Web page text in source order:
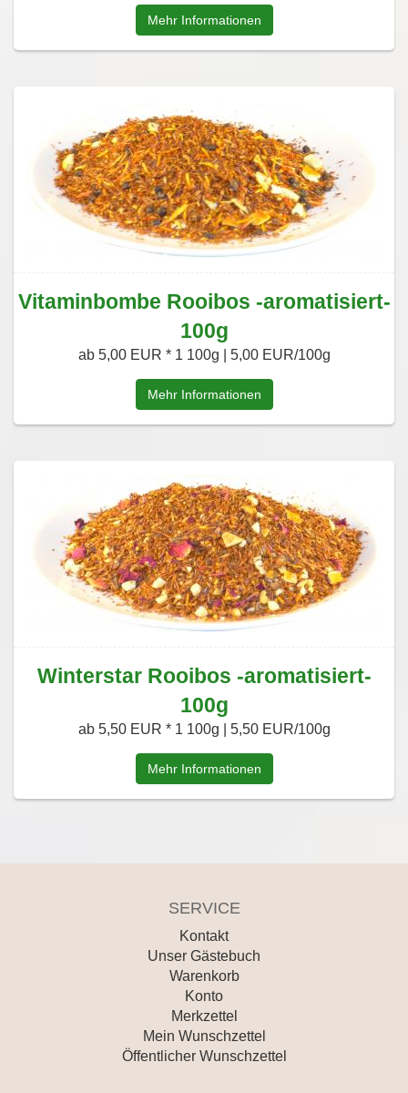
Mehr Informationen
Vitaminbombe Rooibos -aromatisiert-
100g
ab 5,00 EUR * 1 100g | 5,00 EUR/100g
Mehr Informationen
Winterstar Rooibos -aromatisiert-
100g
ab 5,50 EUR * 1 100g | 5,50 EUR/100g
Mehr Informationen
SERVICE
Kontakt
Unser Gästebuch
Warenkorb
Konto
Merkzettel
Mein Wunschzettel
Öffentlicher Wunschzettel